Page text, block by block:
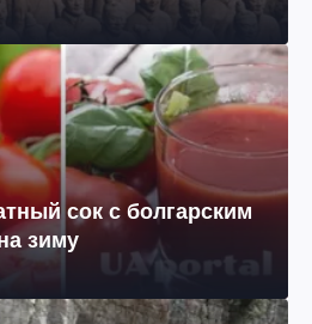
сок с болгарским
зиму